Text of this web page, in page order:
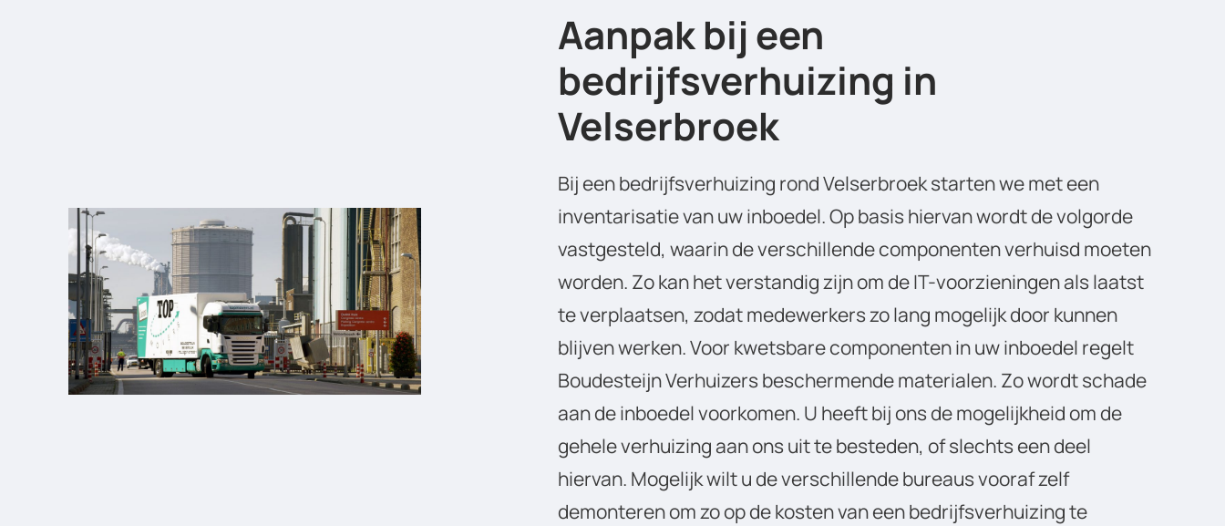
Aanpak bij een
bedrijfsverhuizing in
Velserbroek
Bij een bedrijfsverhuizing rond Velserbroek starten we met een
inventarisatie van uw inboedel. Op basis hiervan wordt de volgorde
vastgesteld, waarin de verschillende componenten verhuisd moeten
worden. Zo kan het verstandig zijn om de IT-voorzieningen als laatst
te verplaatsen, zodat medewerkers zo lang mogelijk door kunnen
blijven werken. Voor kwetsbare componenten in uw inboedel regelt
Boudesteijn Verhuizers beschermende materialen. Zo wordt schade
aan de inboedel voorkomen. U heeft bij ons de mogelijkheid om de
gehele verhuizing aan ons uit te besteden, of slechts een deel
hiervan. Mogelijk wilt u de verschillende bureaus vooraf zelf
demonteren om zo op de kosten van een bedrijfsverhuizing te